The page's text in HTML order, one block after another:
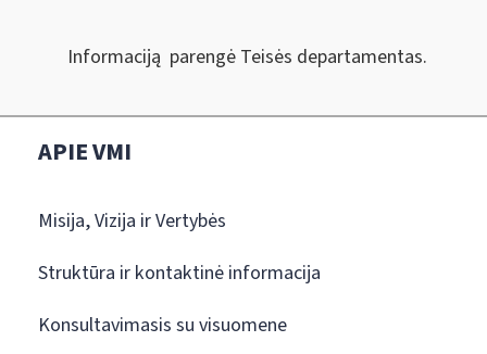
Informaciją parengė Teisės departamentas.
APIE VMI
Misija, Vizija ir Vertybės
Struktūra ir kontaktinė informacija
Konsultavimasis su visuomene